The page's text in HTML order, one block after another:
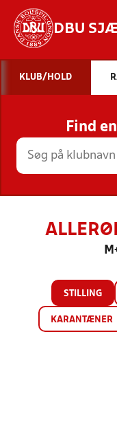
DBU
STILLINGER,
KLUB/HOLD
Find
STILLING
KARANTÆNER